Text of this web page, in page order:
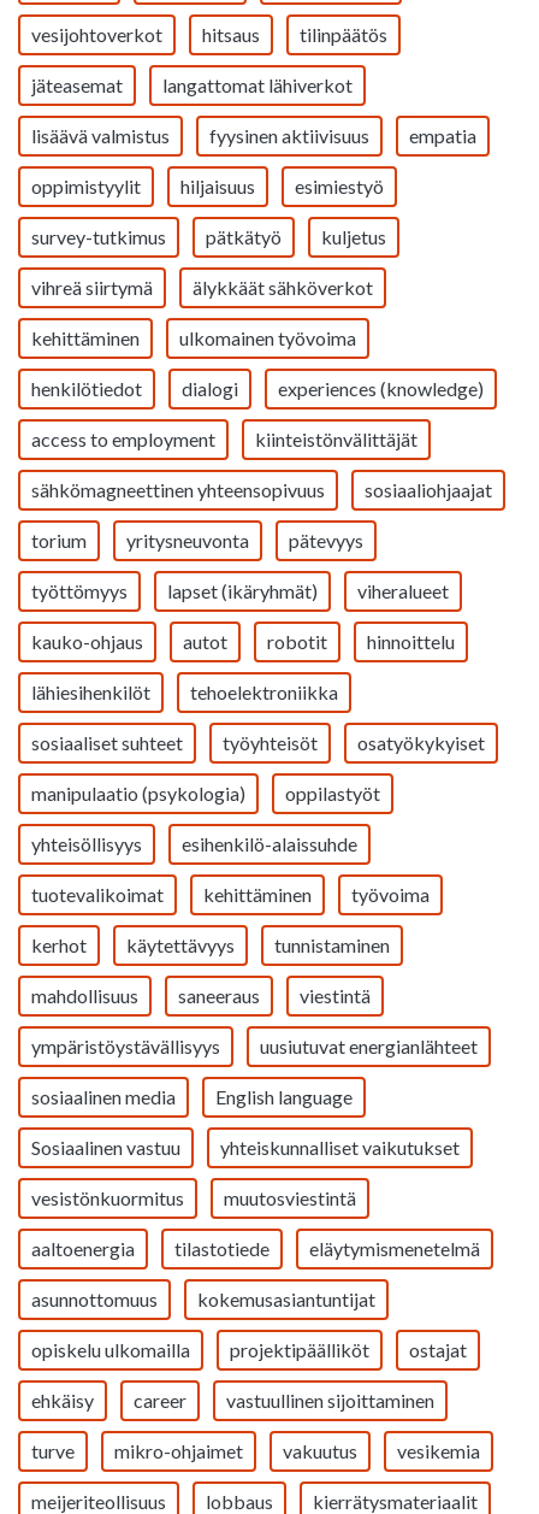
vesijohtoverkot hitsaus tilinpäätös
jäteasemat langattomat lähiverkot
lisäävä valmistus fyysinen aktiivisuus empatia
oppimistyylit hiljaisuus esimiestyö
survey-tutkimus pätkätyö kuljetus
vihreä siirtymä älykkäät sähköverkot
kehittäminen ulkomainen työvoima
henkilötiedot dialogi experiences (knowledge)
access to employment kiinteistönvälittäjät
sähkömagneettinen yhteensopivuus sosiaaliohjaajat
torium yritysneuvonta pätevyys
työttömyys lapset (ikäryhmät) viheralueet
kauko-ohjaus autot robotit hinnoittelu
lähiesihenkilöt tehoelektroniikka
sosiaaliset suhteet työyhteisöt osatyökykyiset
manipulaatio (psykologia) oppilastyöt
yhteisöllisyys esihenkilö-alaissuhde
tuotevalikoimat kehittäminen työvoima
kerhot käytettävyys tunnistaminen
mahdollisuus saneeraus viestintä
ympäristöystävällisyys uusiutuvat energianlähteet
sosiaalinen media English language
Sosiaalinen vastuu yhteiskunnalliset vaikutukset
vesistönkuormitus muutosviestintä
aaltoenergia tilastotiede eläytymismenetelmä
asunnottomuus kokemusasiantuntijat
opiskelu ulkomailla projektipäälliköt ostajat
ehkäisy career vastuullinen sijoittaminen
turve mikro-ohjaimet vakuutus vesikemia
meijeriteollisuus lobbaus kierrätysmateriaalit